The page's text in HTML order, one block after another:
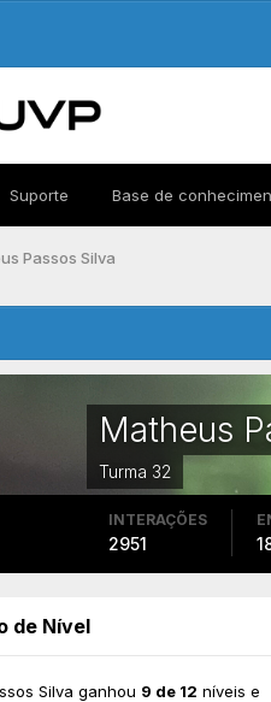
Suporte Base de
Passos Silva
Matheus
Turma 32
INTERAÇÕES
2951
de Nível
Silva ganhou 9 de 12 níveis e